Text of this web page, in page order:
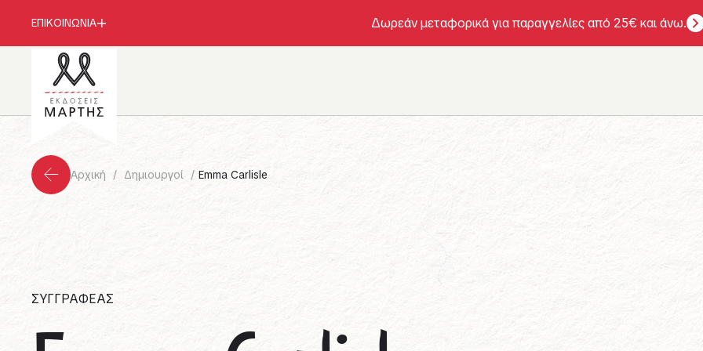
ΕΠΙΚΟΙΝΩΝΙΑ Δωρεάν μεταφορικά για παραγγελίες από 25€ και άνω.
Αρχική Δημιουργοί Emma Carlisle
ΣΥΓΓΡΑΦΕΑΣ